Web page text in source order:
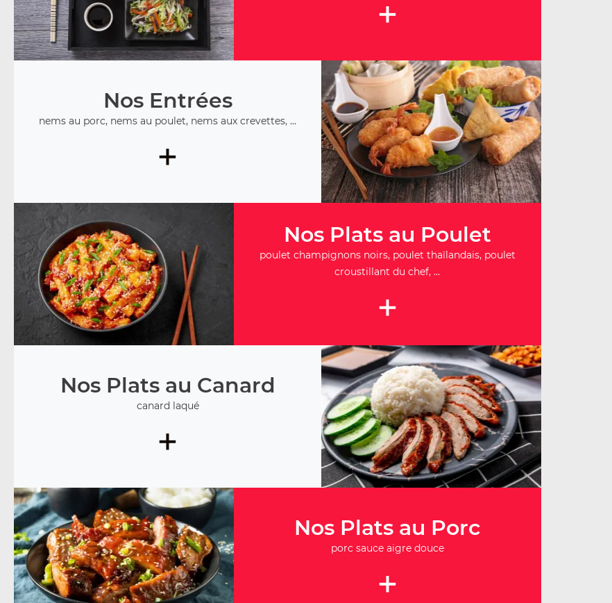
+
Nos Entrées
nems au porc, nems au poulet, nems aux crevettes, ...
+
Nos Plats au Poulet
poulet champignons noirs, poulet thaïlandais, poulet
croustillant du chef, ...
+
Nos Plats au Canard
canard laqué
+
Nos Plats au Porc
porc sauce aigre douce
+